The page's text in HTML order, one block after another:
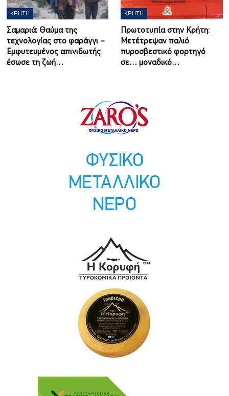
ΚΡΉΤΗ
Σαμαριά: Θαύμα της
τεχνολογίας στο φαράγγι –
Εμφυτευμένος απινιδωτής
έσωσε τη ζωή…
ΚΡΉΤΗ
Πρωτοτυπία στην Κρήτη:
Μετέτρεψαν παλιό
πυροσβεστικό φορτηγό
σε… μοναδικό…